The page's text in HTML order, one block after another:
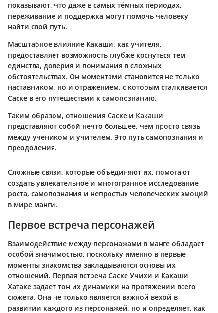
показывают, что даже в самых тёмных периодах,
переживание и поддержка могут помочь человеку
найти свой путь.
Масштабное влияние Какаши, как учителя,
предоставляет возможность глубже коснуться тем
единства, доверия и понимания в сложных
обстоятельствах. Он моментами становится не только
наставником, но и отражением, с которым сталкивается
Саске в его путешествии к самопознанию.
Таким образом, отношения Саске и Какаши
представляют собой нечто большее, чем просто связь
между учеником и учителем. Это путь самопознания и
преодоления.
Сложные связи, которые объединяют их, помогают
создать увлекательное и многогранное исследование
роста, самопознания и непростых человеческих эмоций
в мире манги.
Первое встреча персонажей
Взаимодействие между персонажами в манге обладает
особой значимостью, поскольку именно в первые
моменты знакомства закладываются основы их
отношений. Первая встреча Саске Учихи и Какаши
Хатаке задает тон их динамики на протяжении всего
сюжета. Она не только является важной вехой в
развитии каждого из персонажей, но и определяет, как